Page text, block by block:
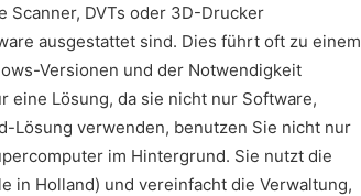
Scanner, DVTs oder 3D-Drucker
ausgestattet sind. Dies führt oft zu einem
Versionen und der Notwendigkeit
Lösung, da sie nicht nur Software,
Lösung verwenden, benutzen Sie nicht nur
im Hintergrund. Sie nutzt die
in Holland) und vereinfacht die Verwaltung,